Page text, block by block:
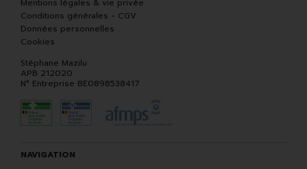
Mentions légales & vie privée
Conditions générales - CGV
Données personnelles
Cookies
Stéphane Mazilu
APB 212020
N° Entreprise BE0898538417
NAVIGATION